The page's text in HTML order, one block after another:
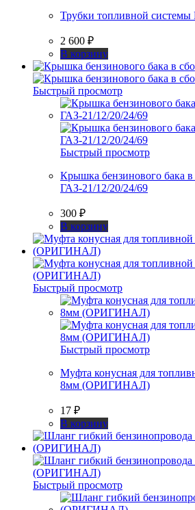
Трубки топливной
2 600 ₽
В корзину
Быстрый просмотр
Быстрый просмотр
Крышка бензинового бака в
ГАЗ-21/12/20/24/69
300 ₽
В корзину
Быстрый просмотр
Быстрый просмотр
Муфта конусная для
8мм (ОРИГИНАЛ)
17 ₽
В корзину
Быстрый просмотр